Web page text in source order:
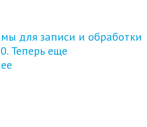
для записи и обработки
Теперь еще